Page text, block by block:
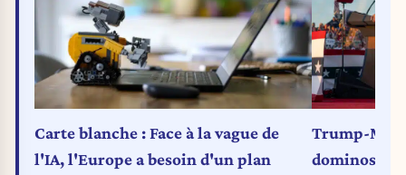
Carte blanche : Face à la vague de
l'IA, l'Europe a besoin d'un plan
Trump-
dominos